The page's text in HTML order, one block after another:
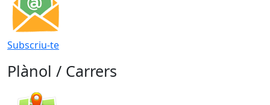
Subscriu-te
Plànol / Carrers